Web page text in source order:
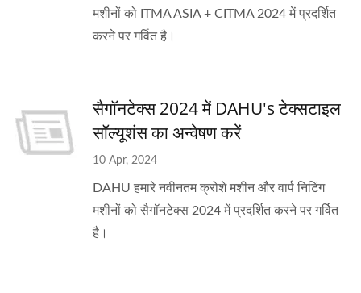
मशीनों को ITMA ASIA + CITMA 2024 में प्रदर्शित
करने पर गर्वित है।
सैगॉनटेक्स 2024 में DAHU's टेक्सटाइल
सॉल्यूशंस का अन्वेषण करें
10 Apr, 2024
DAHU हमारे नवीनतम क्रोशे मशीन और वार्प निटिंग
मशीनों को सैगॉनटेक्स 2024 में प्रदर्शित करने पर गर्वित
है।